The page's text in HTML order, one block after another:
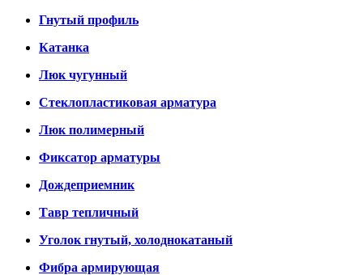
Гнутый профиль
Катанка
Люк чугунный
Стеклопластиковая арматура
Люк полимерный
Фиксатор арматуры
Дождеприемник
Тавр тепличный
Уголок гнутый, холоднокатаный
Фибра армирующая